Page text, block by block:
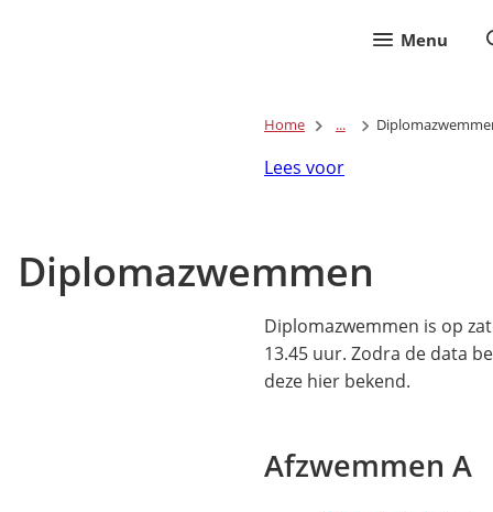
Menu
Home ...
Lees voor
Diplomazwemmen
Diplomazwemmen is op
13.45 uur. Zodra de data
deze hier bekend.
Afzwemmen A